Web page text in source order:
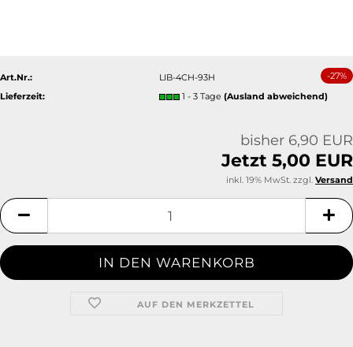
-27%
Art.Nr.:
LIB-4CH-93H
Lieferzeit:
1 - 3 Tage (Ausland abweichend)
bisher 6,90 EUR
Jetzt 5,00 EUR
inkl. 19% MwSt. zzgl. Versand
AUF DEN MERKZETTEL